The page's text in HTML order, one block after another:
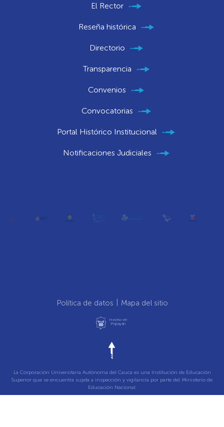
El Rector
Reseña histórica
Directorio
Transparencia
Convenios
Convocatorias
Portal Histórico Institucional
Notificaciones Judiciales
Política de datos Mapa del sitio
Hecho en
Popayán
La Corporación Universitaria Autónoma del Cauca es una Institución de Educación
Superior que se encuentra sujeta a inspección y vigilancia por parte del Ministerio de
Educación Nacional.